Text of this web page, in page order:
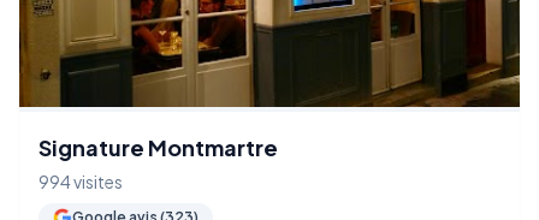
Signature Montmartre
994 visites